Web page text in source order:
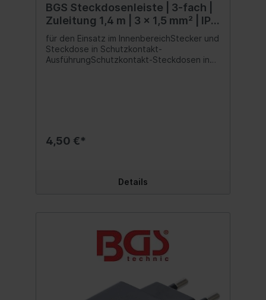
BGS Steckdosenleiste | 3-fach |
Zuleitung 1,4 m | 3 x 1,5 mm² | IP
20
für den Einsatz im InnenbereichStecker und
Steckdose in Schutzkontakt-
AusführungSchutzkontakt-Steckdosen in
4,50 €*
Details